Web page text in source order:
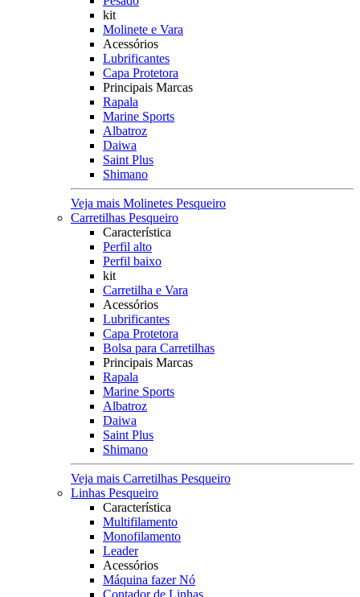
kit
Molinete e Vara
Acessórios
Lubrificantes
Capa Protetora
Principais Marcas
Rapala
Marine Sports
Albatroz
Daiwa
Saint Plus
Shimano
Veja mais Molinetes Pesqueiro
Carretilhas Pesqueiro
Característica
Perfil alto
Perfil baixo
kit
Carretilha e Vara
Acessórios
Lubrificantes
Capa Protetora
Bolsa para Carretilhas
Principais Marcas
Rapala
Marine Sports
Albatroz
Daiwa
Saint Plus
Shimano
Veja mais Carretilhas Pesqueiro
Linhas Pesqueiro
Característica
Multifilamento
Monofilamento
Leader
Acessórios
Máquina fazer Nó
Contador de Linhas